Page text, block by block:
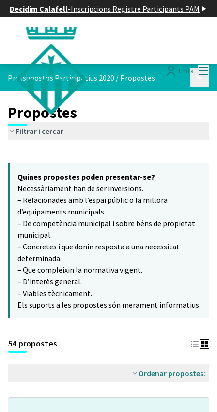
Decidim Calafell-Inscripcions Registre Participants PAM
Entra
Pressupostos Participatius 2020 / Propostes
Propostes
Filtrar i cercar
−
Quines propostes poden presentar-se?
Necessàriament han de ser inversions.
– Relacionades amb l’espai públic o la millora
d’equipaments municipals.
– De competència municipal i sobre béns de propietat
municipal.
– Concretes i que donin resposta a una necessitat
determinada.
– Que compleixin la normativa vigent.
– D’interès general.
– Viables tècnicament.
Els suports a les propostes són merament informatius
54 propostes
Ordenar propostes: